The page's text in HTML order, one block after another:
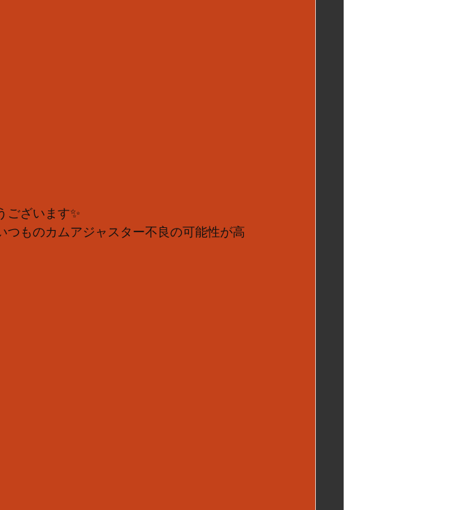
ございます✨
ものカムアジャスター不良の可能性が高